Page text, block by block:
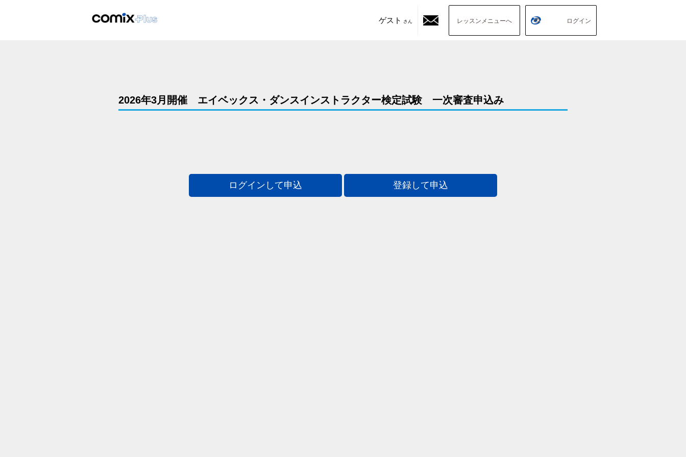
レッスンメニューへ ログイン
ゲスト さん
2026年3月開催 エイベックス・ダンスインストラクター検定試験 一次審査申込み
ログインして申込 登録して申込